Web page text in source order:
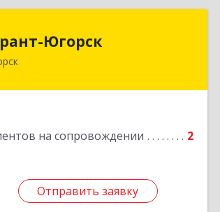
Югорск
на сопровождении 2
Отправить заявку
Подробнее
Отправить заявку